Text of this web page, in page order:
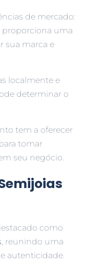
de mercado:
proporciona uma
sua marca e
localmente e
determinar o
tem a oferecer
tomar
seu negócio.
como
, reunindo uma
autenticidade.